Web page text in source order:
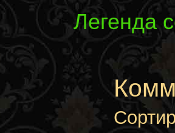
Легенда